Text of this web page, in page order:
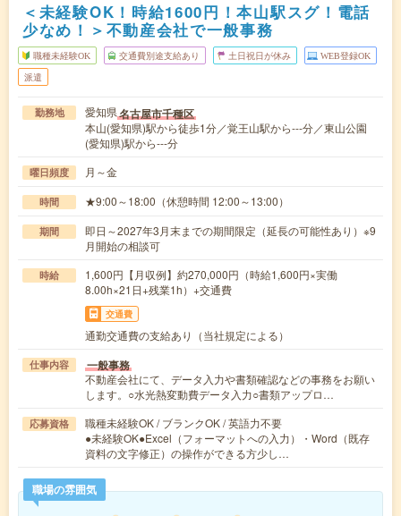
＜未経験OK！時給1600円！本山駅スグ！電話
少なめ！＞不動産会社で一般事務
職種未経験OK 交通費別途支給あり 土日祝日が休み WEB登録OK
派遣
勤務地 愛知県名古屋市千種区
本山(愛知県)駅から徒歩1分／覚王山駅から---分／東山公園
(愛知県)駅から---分
曜日頻度 月～金
時間 ★9:00～18:00（休憩時間 12:00～13:00）
期間
即日～2027年3月末までの期間限定（延長の可能性あり）※9
月開始の相談可
時給
1,600円【月収例】約270,000円（時給1,600円×実働
8.00h×21日+残業1h）+交通費
交通費
通勤交通費の支給あり（当社規定による）
仕事内容 一般事務
不動産会社にて、データ入力や書類確認などの事務をお願い
します。○水光熱変動費データ入力○書類アップロ…
応募資格
職種未経験OK / ブランクOK / 英語力不要
●未経験OK●Excel（フォーマットへの入力）・Word（既存
資料の文字修正）の操作ができる方少し…
職場の雰囲気